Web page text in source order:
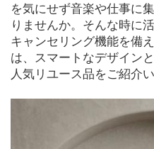
を気にせず音楽や仕事に
りませんか。そんな時に
キャンセリング機能を備
は、スマートなデザイン
人気リユース品をご紹介